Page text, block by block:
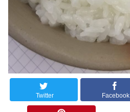
Twitter Facebook